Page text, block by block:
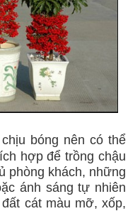
bóng nên có thể
hợp để trồng chậu
phòng khách, những
ánh sáng tự nhiên
cát màu mỡ, xốp,